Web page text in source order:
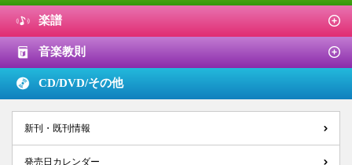
楽譜
音楽教則
CD/DVD/その他
新刊・既刊情報
発売日カレンダー